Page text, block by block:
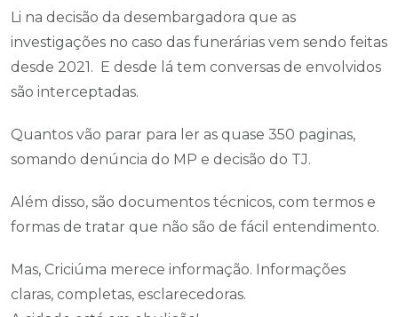
Li na decisão da desembargadora que as
investigações no caso das funerárias vem sendo feitas
desde 2021. E desde lá tem conversas de envolvidos
são interceptadas.
Quantos vão parar para ler as quase 350 paginas,
somando denúncia do MP e decisão do TJ.
Além disso, são documentos técnicos, com termos e
formas de tratar que não são de fácil entendimento.
Mas, Criciúma merece informação. Informações
claras, completas, esclarecedoras.